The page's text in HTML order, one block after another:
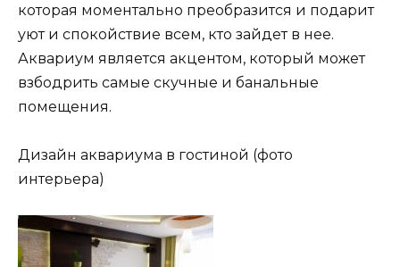
которая моментально преобразится и подарит
уют и спокойствие всем, кто зайдет в нее.
Аквариум является акцентом, который может
взбодрить самые скучные и банальные
помещения.
Дизайн аквариума в гостиной (фото
интерьера)